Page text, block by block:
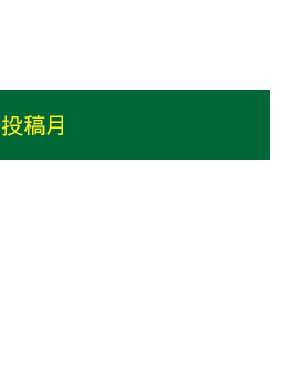
投稿月